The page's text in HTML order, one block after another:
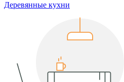
Деревянные кухни